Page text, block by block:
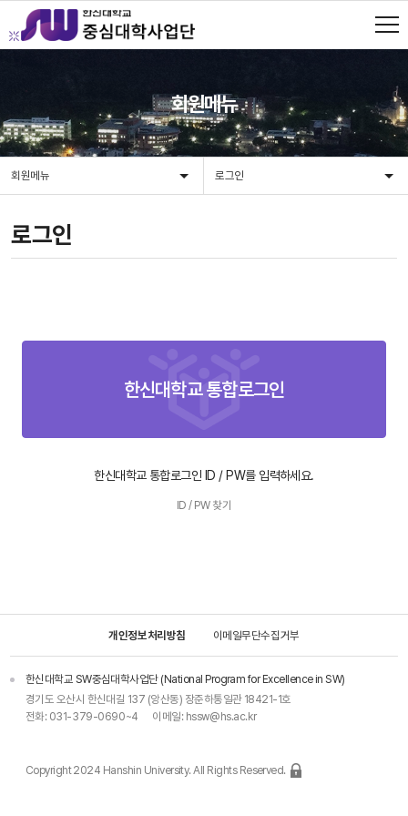
회원메뉴
회원메뉴 로그인
로그인
한신대학교 통합로그인 ID / PW를 입력하세요.
ID / PW 찾기
개인정보처리방침 이메일무단수집거부
한신대학교 SW중심대학사업단 (National Program for Excellence in SW)
경기도 오산시 한신대길 137 (앙산동) 장준하통일관 18421-1호
전화: 031-379-0690~4 이메일: hssw@hs.ac.kr
Copyright 2024 Hanshin University. All Rights Reserved.